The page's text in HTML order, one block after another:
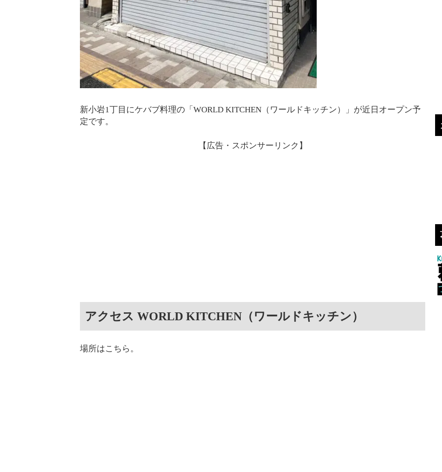
新小岩1丁目にケバブ料理の「WORLD KITCHEN（ワールドキッチン）」が近日オープン予
定です。
【広告・スポンサーリンク】
アクセス WORLD KITCHEN（ワールドキッチン）
場所はこちら。